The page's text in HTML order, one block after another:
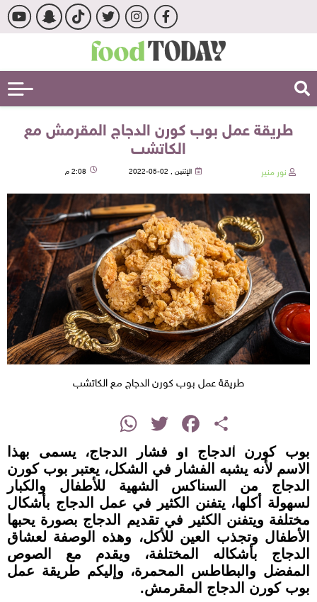
طريقة عمل بوب كورن الدجاج المقرمش مع
الكاتشب
نور منير الإثنين , 02-05-2022 2:08 م
طريقة عمل بوب كورن الدجاج مع الكاتشب
Share
Facebook
Twitter
WhatsApp
بوب كورن الدجاج أو فشار الدجاج، يسمى بهذا
الاسم لأنه يشبه الفشار في الشكل، يعتبر بوب كورن
الدجاج من السناكس الشهية للأطفال والكبار
لسهولة أكلها، يتفنن الكثير في عمل الدجاج بأشكال
مختلفة ويتفنن الكثير في تقديم الدجاج بصورة يحبها
الأطفال وتجذب العين للأكل، وهذه الوصفة لعشاق
الدجاج بأشكاله المختلفة، ويقدم مع الصوص
المفضل والبطاطس المحمرة، وإليكم طريقة عمل
بوب كورن الدجاج المقرمش.